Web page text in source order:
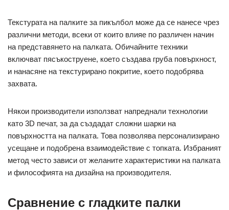
Текстурата на палките за пикълбол може да се нанесе чрез
различни методи, всеки от които влияе по различен начин
на представянето на палката. Обичайните техники
включват пясъкоструене, което създава груба повърхност,
и нанасяне на текстурирано покритие, което подобрява
захвата.
Някои производители използват напреднали технологии
като 3D печат, за да създадат сложни шарки на
повърхността на палката. Това позволява персонализирано
усещане и подобрена взаимодействие с топката. Избраният
метод често зависи от желаните характеристики на палката
и философията на дизайна на производителя.
Сравнение с гладките палки